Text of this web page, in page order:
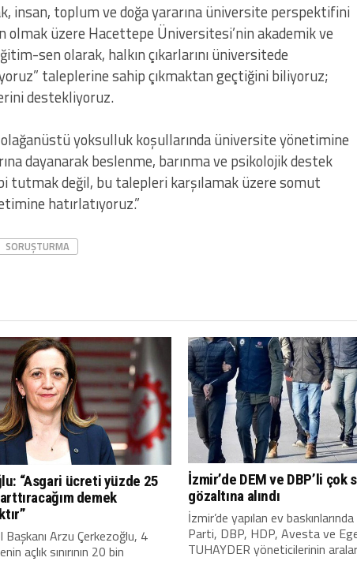
insan, toplum ve doğa yararına üniversite perspektifini
üzere Hacettepe Üniversitesi’nin akademik ve
sen olarak, halkın çıkarlarını üniversitede
taleplerine sahip çıkmaktan geçtiğini biliyoruz;
destekliyoruz.
yoksulluk koşullarında üniversite yönetimine
dayanarak beslenme, barınma ve psikolojik destek
tutmak değil, bu talepleri karşılamak üzere somut
hatırlatıyoruz.”
SORUŞTURMA
“Asgari ücreti yüzde 25
demek
Başkanı Arzu Çerkezoğlu, 4
açlık sınırının 20 bin
İzmir’de DEM ve DBP’li çok
gözaltına alındı
İzmir’de yapılan ev
Parti, DBP, HDP, Avesta ve
TUHAYDER yöneticilerinin